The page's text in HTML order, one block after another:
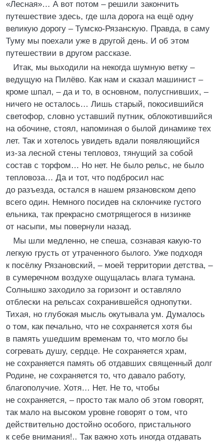
«Лесная»… А вот потом – решили закончить
путешествие здесь, где шла дорога на ещё одну
великую дорогу – Тумско-Рязанскую. Правда, в саму
Туму мы поехали уже в другой день. И об этом
путешествии в другом рассказе.
Итак, мы выходили на некогда шумную ветку –
ведущую на Пилёво. Как нам и сказал машинист –
кроме шпал, – да и то, в основном, полусгнивших, –
ничего не осталось… Лишь старый, покосившийся
светофор, словно уставший путник, облокотившийся
на обочине, стоял, напоминая о былой динамике тех
лет. Так и хотелось увидеть вдали появляющийся
из-за лесной стены тепловоз, тянущий за собой
состав с торфом… Но нет. Не было рельс, не было
тепловоза… Да и тот, что подбросил нас
до разъезда, остался в нашем рязановском депо
всего один. Немного посидев на склончике густого
ельника, так прекрасно смотрящегося в низинке
от насыпи, мы повернули назад.
Мы шли медленно, не спеша, сознавая какую-то
легкую грусть от утраченного былого. Уже подходя
к посёлку Рязановский, – моей территории детства, –
в сумеречном воздухе ощущалась влага тумана.
Солнышко заходило за горизонт и оставляло
отблески на рельсах сохранившейся однопутки.
Тихая, но глубокая мысль окутывала ум. Думалось
о том, как печально, что не сохраняется хотя бы
в память ушедшим временам то, что могло бы
согревать душу, сердце. Не сохраняется храм,
не сохраняется память об отдавших священный долг
Родине, не сохраняется то, что давало работу,
благополучие. Хотя… Нет. Не то, чтобы
не сохраняется, – просто так мало об этом говорят,
так мало на высоком уровне говорят о том, что
действительно достойно особого, пристального
к себе внимания!.. Так важно хоть иногда отдавать